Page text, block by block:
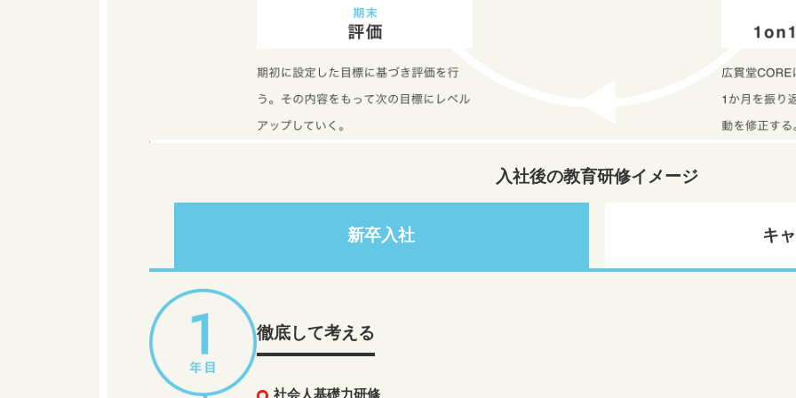
入社後の教育研修イメージ
新卒入社 キ
徹底して考える
社会人基礎力研修